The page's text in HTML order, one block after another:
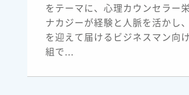
をテーマに、心理カウンセラー
ナカジーが経験と人脈を活かし
を迎えて届けるビジネスマン向
組で...